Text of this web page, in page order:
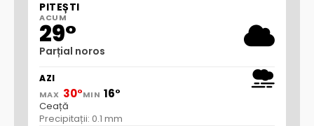
PITEȘTI
ACUM
29°
Parțial noros
AZI
MAX 30°MIN 16°
Ceață
Precipitații: 0.1 mm